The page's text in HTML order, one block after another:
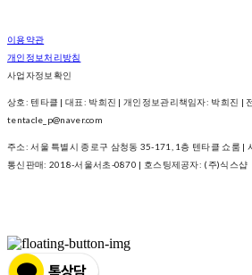
이용약관
개인정보처리방침
사업자정보확인
상호: 텐타클 | 대표: 박희진 | 개인정보관리책임자: 박희진 |
tentacle_p@naver.com
주소: 서울 특별시 종로구 삼청동 35-171, 1층 텐타클 쇼룸 |
통신판매: 2018-서울서초-0870 | 호스팅제공자: (주)식스샵